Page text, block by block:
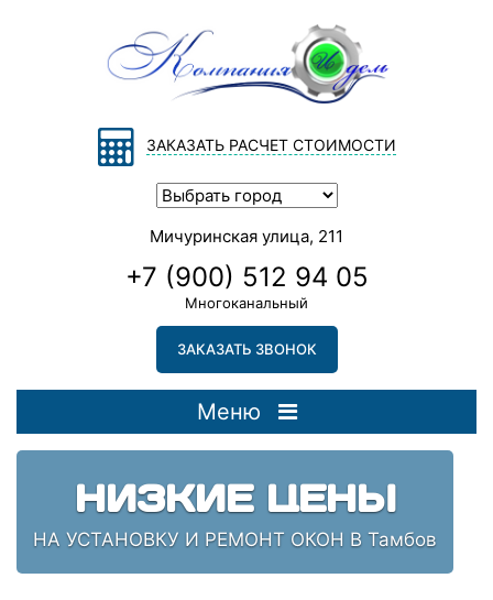
ЗАКАЗАТЬ РАСЧЕТ СТОИМОСТИ
Мичуринская улица, 211
+7 (900) 512 94 05
Многоканальный
ЗАКАЗАТЬ ЗВОНОК
Меню
НИЗКИЕ ЦЕНЫ
НА УСТАНОВКУ И РЕМОНТ ОКОН В Тамбов